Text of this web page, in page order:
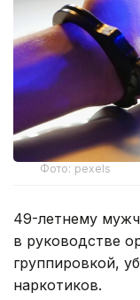
Фото: pexels
49-летнему
в руководстве
группировкой,
наркотиков.